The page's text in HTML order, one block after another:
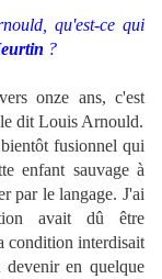
qu'est-ce qui
?
onze ans, c'est
dit Louis Arnould.
fusionnel qui
enfant sauvage à
par le langage. J'ai
avait dû être
condition interdisait
en quelque